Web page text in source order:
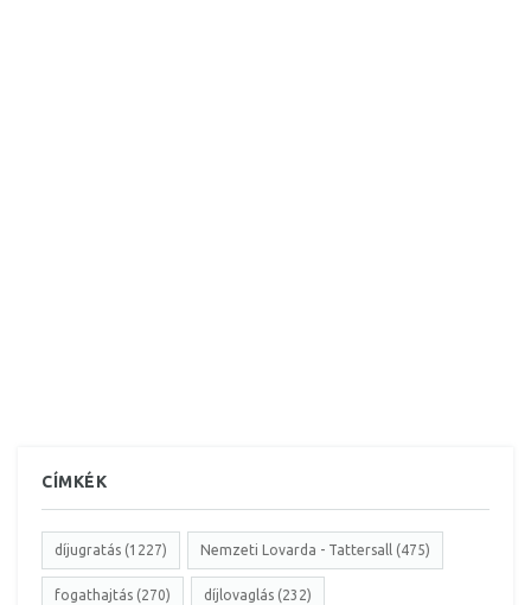
CÍMKÉK
díjugratás (1227) Nemzeti Lovarda - Tattersall (475)
fogathajtás (270) díjlovaglás (232)